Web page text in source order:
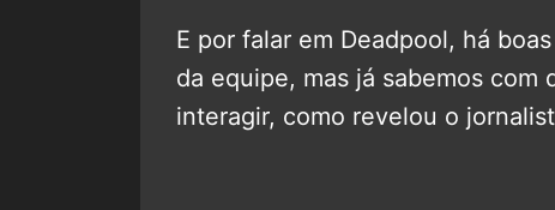
E por falar em Deadpool, há
da equipe, mas já sabemos com
interagir, como revelou o